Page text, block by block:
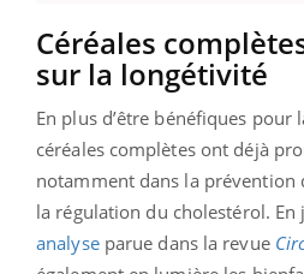
Céréales
sur la longétivité
En plus d’être bénéfiques pour
céréales complètes ont déjà
notamment dans la prévention
la régulation du cholestérol. En
analyseparue dans la revue